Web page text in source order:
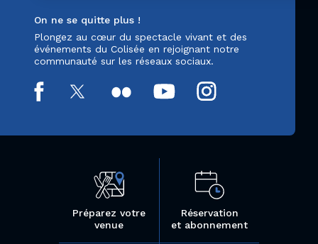
On ne se quitte plus !
Plongez au cœur du spectacle vivant et des
événements du Colisée en rejoignant notre
communauté sur les réseaux sociaux.
Préparez votre
venue
Réservation
et abonnement